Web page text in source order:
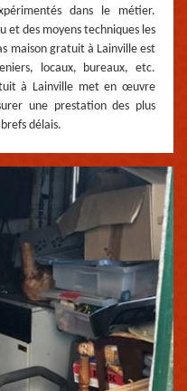
dans le métier.
et des moyens techniques les
maison gratuit à Lainville est
locaux, bureaux, etc.
à Lainville met en œuvre
une prestation des plus
délais.